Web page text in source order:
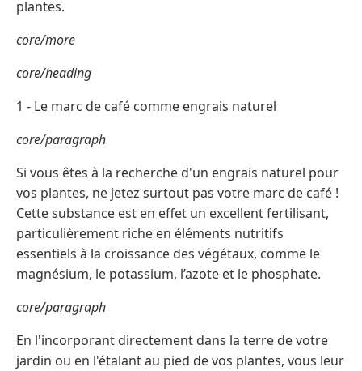
plantes.
core/more
core/heading
1 - Le marc de café comme engrais naturel
core/paragraph
Si vous êtes à la recherche d'un engrais naturel pour
vos plantes, ne jetez surtout pas votre marc de café !
Cette substance est en effet un excellent fertilisant,
particulièrement riche en éléments nutritifs
essentiels à la croissance des végétaux, comme le
magnésium, le potassium, l’azote et le phosphate.
core/paragraph
En l'incorporant directement dans la terre de votre
jardin ou en l'étalant au pied de vos plantes, vous leur